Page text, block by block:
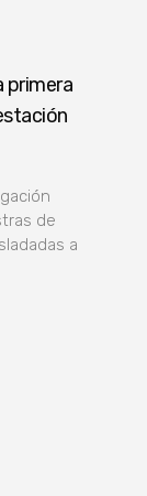
primera
de
a